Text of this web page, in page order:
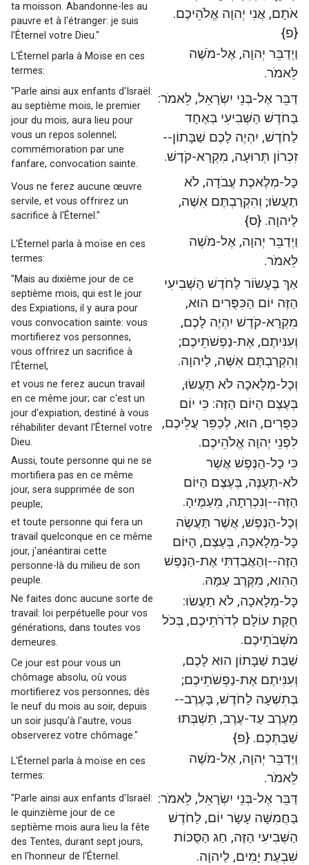
ta moisson. Abandonne-les au
pauvre et à l'étranger: je suis
l'Éternel votre Dieu."
אֹתָם, אֲנִי יְהוָה אֱלֹהֵיכֶם.
{פ}
L'Éternel parla à Moïse en ces
termes:
וַיְדַבֵּר יְהוָה, אֶל-מֹשֶׁה
לֵּאמֹר.
"Parle ainsi aux enfants d'Israël:
au septième mois, le premier
jour du mois, aura lieu pour
vous un repos solennel;
commémoration par une
fanfare, convocation sainte.
דַּבֵּר אֶל-בְּנֵי יִשְׂרָאֵל, לֵאמֹר:
בַּחֹדֶשׁ הַשְּׁבִיעִי בְּאֶחָד
לַחֹדֶשׁ, יִהְיֶה לָכֶם שַׁבָּתוֹן--
זִכְרוֹן תְּרוּעָה, מִקְרָא-קֹדֶשׁ.
Vous ne ferez aucune œuvre
servile, et vous offrirez un
sacrifice à l'Éternel."
כָּל-מְלֶאכֶת עֲבֹדָה, לֹא
תַעֲשׂוּ; וְהִקְרַבְתֶּם אִשֶּׁה,
לַיהוָה. {ס}
L'Éternel parla à moïse en ces
termes:
וַיְדַבֵּר יְהוָה, אֶל-מֹשֶׁה
לֵּאמֹר.
"Mais au dixième jour de ce
septième mois, qui est le jour
des Expiations, il y aura pour
vous convocation sainte: vous
mortifierez vos personnes,
vous offrirez un sacrifice à
l'Éternel,
אַךְ בֶּעָשׂוֹר לַחֹדֶשׁ הַשְּׁבִיעִי
הַזֶּה יוֹם הַכִּפֻּרִים הוּא,
מִקְרָא-קֹדֶשׁ יִהְיֶה לָכֶם,
וְעִנִּיתֶם, אֶת-נַפְשֹׁתֵיכֶם;
וְהִקְרַבְתֶּם אִשֶּׁה, לַיהוָה.
et vous ne ferez aucun travail
en ce même jour; car c'est un
jour d'expiation, destiné à vous
réhabiliter devant l'Éternel votre
Dieu.
וְכָל-מְלָאכָה לֹא תַעֲשׂוּ,
בְּעֶצֶם הַיּוֹם הַזֶּה: כִּי יוֹם
כִּפֻּרִים, הוּא, לְכַפֵּר עֲלֵיכֶם,
לִפְנֵי יְהוָה אֱלֹהֵיכֶם.
Aussi, toute personne qui ne se
mortifiera pas en ce même
jour, sera supprimée de son
peuple;
כִּי כָל-הַנֶּפֶשׁ אֲשֶׁר
לֹא-תְעֻנֶּה, בְּעֶצֶם הַיּוֹם
הַזֶּה--וְנִכְרְתָה, מֵעַמֶּיהָ.
et toute personne qui fera un
travail quelconque en ce même
jour, j'anéantirai cette
personne-là du milieu de son
peuple.
וְכָל-הַנֶּפֶשׁ, אֲשֶׁר תַּעֲשֶׂה
כָּל-מְלָאכָה, בְּעֶצֶם, הַיּוֹם
הַזֶּה--וְהַאֲבַדְתִּי אֶת-הַנֶּפֶשׁ
הַהִוא, מִקֶּרֶב עַמָּהּ.
Ne faites donc aucune sorte de
travail: loi perpétuelle pour vos
générations, dans toutes vos
demeures.
כָּל-מְלָאכָה, לֹא תַעֲשׂוּ:
חֻקַּת עוֹלָם לְדֹרֹתֵיכֶם, בְּכֹל
מֹשְׁבֹתֵיכֶם.
Ce jour est pour vous un
chômage absolu, où vous
mortifierez vos personnes; dès
le neuf du mois au soir, depuis
un soir jusqu'à l'autre, vous
observerez votre chômage."
שַׁבַּת שַׁבָּתוֹן הוּא לָכֶם,
וְעִנִּיתֶם אֶת-נַפְשֹׁתֵיכֶם;
בְּתִשְׁעָה לַחֹדֶשׁ, בָּעֶרֶב--
מֵעֶרֶב עַד-עֶרֶב, תִּשְׁבְּתוּ
שַׁבַּתְּכֶם. {פ}
L'Éternel parla à moïse en ces
termes:
וַיְדַבֵּר יְהוָה, אֶל-מֹשֶׁה
לֵּאמֹר.
"Parle ainsi aux enfants d'Israël:
le quinzième jour de ce
septième mois aura lieu la fête
des Tentes, durant sept jours,
en l'honneur de l'Éternel.
דַּבֵּר אֶל-בְּנֵי יִשְׂרָאֵל, לֵאמֹר:
בַּחֲמִשָּׁה עָשָׂר יוֹם, לַחֹדֶשׁ
הַשְּׁבִיעִי הַזֶּה, חַג הַסֻּכּוֹת
שִׁבְעַת יָמִים, לַיהוָה.